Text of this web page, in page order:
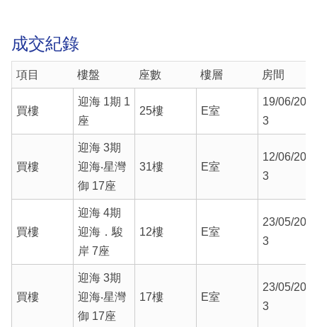
成交紀錄
項目 樓盤 座數 樓層 房間
買樓
迎海 1期 1
座
25樓 E室
19/06/202
3
買樓
迎海 3期
迎海‧星灣
御 17座
31樓 E室
12/06/202
3
買樓
迎海 4期
迎海．駿
岸 7座
12樓 E室
23/05/202
3
買樓
迎海 3期
迎海‧星灣
御 17座
17樓 E室
23/05/202
3